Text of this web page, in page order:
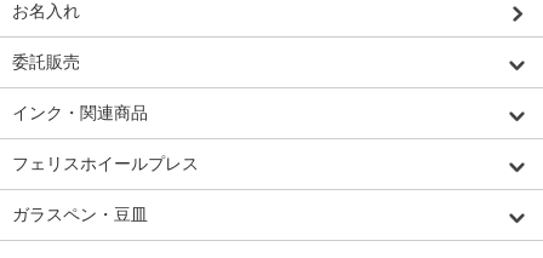
お名入れ
委託販売
インク・関連商品
フェリスホイールプレス
ガラスペン・豆皿